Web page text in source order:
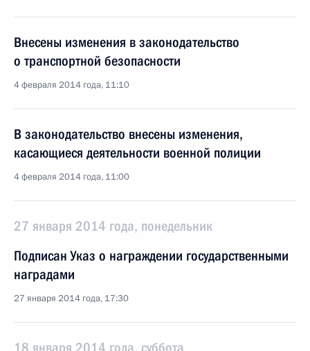
Внесены изменения в законодательство
о транспортной безопасности
4 февраля 2014 года, 11:10
В законодательство внесены изменения,
касающиеся деятельности военной полиции
4 февраля 2014 года, 11:00
27 января 2014 года, понедельник
Подписан Указ о награждении государственными
наградами
27 января 2014 года, 17:30
18 января 2014 года, суббота